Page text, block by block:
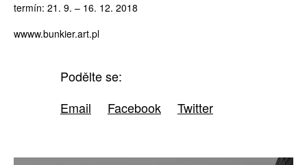
termín: 21. 9. – 16. 12. 2018
wwww.bunkier.art.pl
Podělte se:
Email
Facebook Twitter